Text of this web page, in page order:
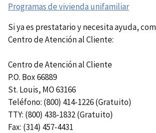
Programas de vivienda unifamiliar
Si ya es prestatario y necesita ayuda,
Centro de Atención al Cliente:
Centro de Atención al Cliente
P.O. Box 66889
St. Louis, MO 63166
Teléfono: (800) 414-1226 (Gratuito)
TTY: (800) 438-1832 (Gratuito)
Fax: (314) 457-4431